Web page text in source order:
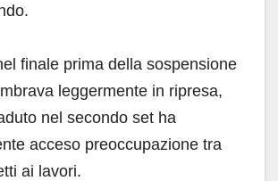
finale prima della sospensione
leggermente in ripresa,
nel secondo set ha
acceso preoccupazione tra
ai lavori.